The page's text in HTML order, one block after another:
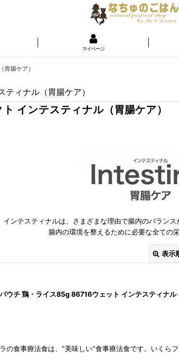
マイページ
腸ケア）
ィナル（胃腸ケア）
インテスティナル（胃腸ケア）
インテスティナルは、さまざまな理由で腸内のバランス
腸内の環境を整えるために必要な全ての
表示
絞り込む
ウチ 鶏・ライス85g 86716ウェット インテスティナ
の食事療法食は、"美味しい"食事療法食です。いく